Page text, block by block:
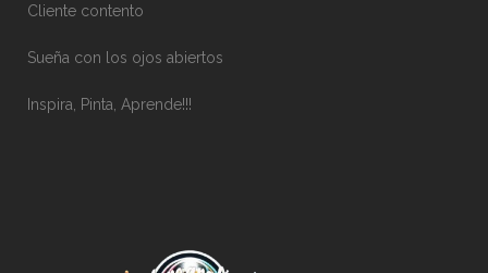
Cliente contento
Sueña con los ojos abiertos
Inspira, Pinta, Aprende!!!